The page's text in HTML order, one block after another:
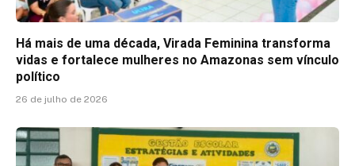
Há mais de uma década, Virada Feminina transforma
vidas e fortalece mulheres no Amazonas sem vínculo
político
26 de julho de 2026